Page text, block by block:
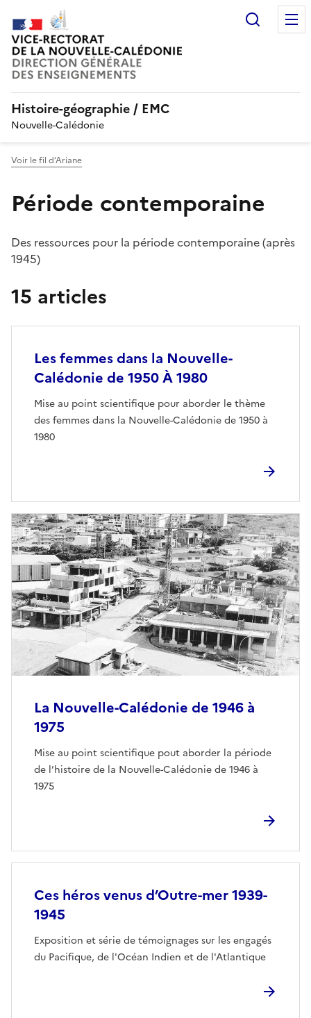
Histoire-géographie / EMC
Nouvelle-Calédonie
Voir le fil d’Ariane
Période contemporaine
Des ressources pour la période contemporaine (après
1945)
15 articles
Les femmes dans la Nouvelle-
Calédonie de 1950 À 1980
Mise au point scientifique pour aborder le thème
des femmes dans la Nouvelle-Calédonie de 1950 à
1980
La Nouvelle-Calédonie de 1946 à
1975
Mise au point scientifique pout aborder la période
de l’histoire de la Nouvelle-Calédonie de 1946 à
1975
Ces héros venus d’Outre-mer 1939-
1945
Exposition et série de témoignages sur les engagés
du Pacifique, de l'Océan Indien et de l'Atlantique